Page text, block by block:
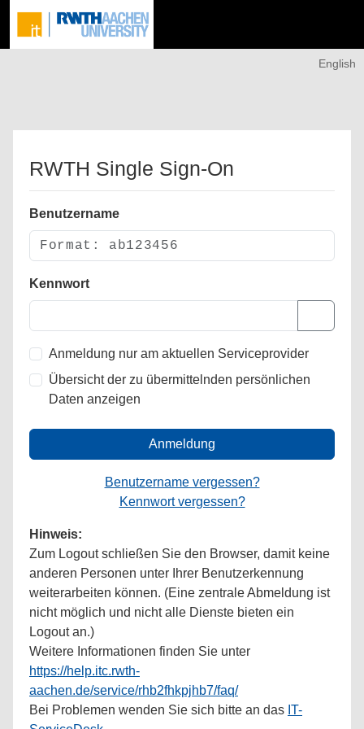
English
RWTH Single Sign-On
Benutzername
Kennwort
Anmeldung nur am aktuellen Serviceprovider
Übersicht der zu übermittelnden persönlichen
Daten anzeigen
Anmeldung
Benutzername vergessen?
Kennwort vergessen?
Hinweis:
Zum Logout schließen Sie den Browser, damit keine
anderen Personen unter Ihrer Benutzerkennung
weiterarbeiten können. (Eine zentrale Abmeldung ist
nicht möglich und nicht alle Dienste bieten ein
Logout an.)
Weitere Informationen finden Sie unter
https://help.itc.rwth-
aachen.de/service/rhb2fhkpjhb7/faq/
Bei Problemen wenden Sie sich bitte an das IT-